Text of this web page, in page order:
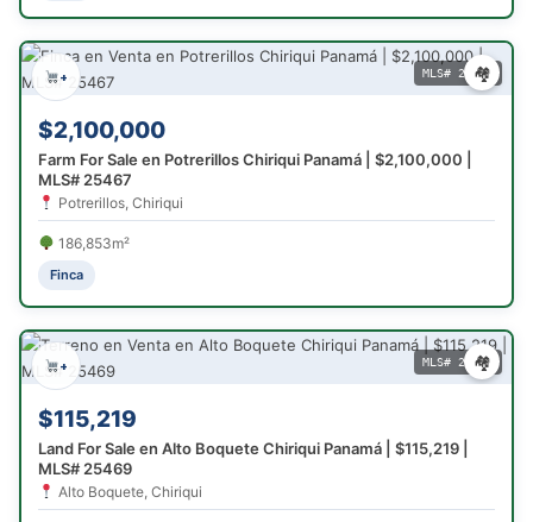
MLS# 25467
🏘
$2,100,000
Farm For Sale en Potrerillos Chiriqui Panamá | $2,100,000 |
MLS# 25467
Potrerillos, Chiriqui
186,853m²
Finca
+
MLS# 25469
🏘
$115,219
Land For Sale en Alto Boquete Chiriqui Panamá | $115,219 |
MLS# 25469
Alto Boquete, Chiriqui
+